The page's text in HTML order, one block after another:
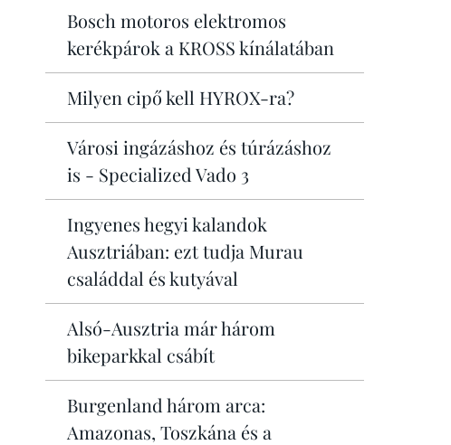
Bosch motoros elektromos
kerékpárok a KROSS kínálatában
Milyen cipő kell HYROX-ra?
Városi ingázáshoz és túrázáshoz
is - Specialized Vado 3
Ingyenes hegyi kalandok
Ausztriában: ezt tudja Murau
családdal és kutyával
Alsó-Ausztria már három
bikeparkkal csábít
Burgenland három arca:
Amazonas, Toszkána és a